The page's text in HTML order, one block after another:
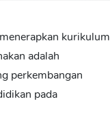
kurikulum
adalah
perkembangan
pada